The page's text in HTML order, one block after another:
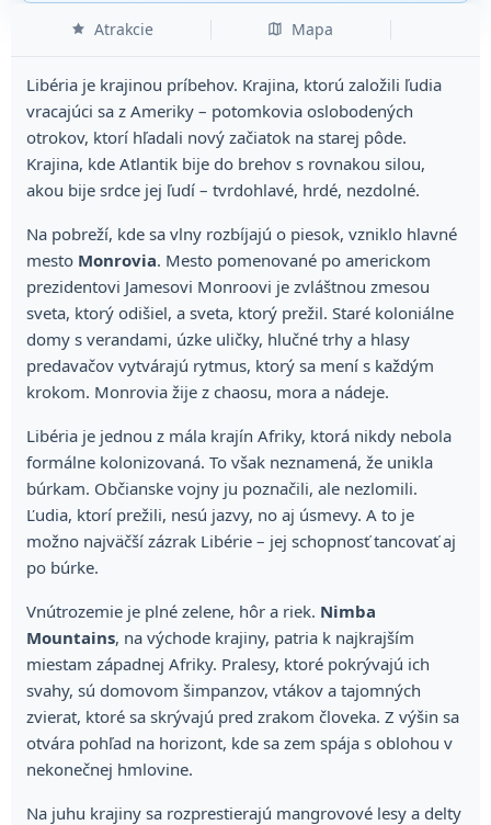
Atrakcie Mapa
Libéria je krajinou príbehov. Krajina, ktorú založili ľudia
vracajúci sa z Ameriky – potomkovia oslobodených
otrokov, ktorí hľadali nový začiatok na starej pôde.
Krajina, kde Atlantik bije do brehov s rovnakou silou,
akou bije srdce jej ľudí – tvrdohlavé, hrdé, nezdolné.
Na pobreží, kde sa vlny rozbíjajú o piesok, vzniklo hlavné
mesto Monrovia. Mesto pomenované po americkom
prezidentovi Jamesovi Monroovi je zvláštnou zmesou
sveta, ktorý odišiel, a sveta, ktorý prežil. Staré koloniálne
domy s verandami, úzke uličky, hlučné trhy a hlasy
predavačov vytvárajú rytmus, ktorý sa mení s každým
krokom. Monrovia žije z chaosu, mora a nádeje.
Libéria je jednou z mála krajín Afriky, ktorá nikdy nebola
formálne kolonizovaná. To však neznamená, že unikla
búrkam. Občianske vojny ju poznačili, ale nezlomili.
Ľudia, ktorí prežili, nesú jazvy, no aj úsmevy. A to je
možno najväčší zázrak Libérie – jej schopnosť tancovať aj
po búrke.
Vnútrozemie je plné zelene, hôr a riek. Nimba
Mountains, na východe krajiny, patria k najkrajším
miestam západnej Afriky. Pralesy, ktoré pokrývajú ich
svahy, sú domovom šimpanzov, vtákov a tajomných
zvierat, ktoré sa skrývajú pred zrakom človeka. Z výšin sa
otvára pohľad na horizont, kde sa zem spája s oblohou v
nekonečnej hmlovine.
Na juhu krajiny sa rozprestierajú mangrovové lesy a delty